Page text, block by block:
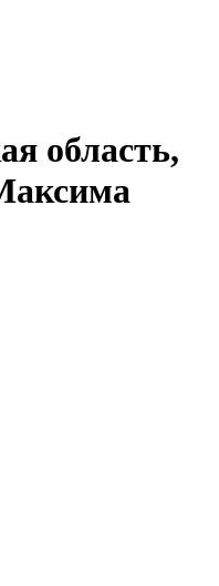
область,